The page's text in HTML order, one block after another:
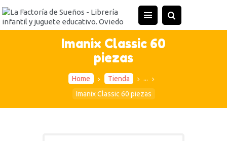
Imanix Classic 60
piezas
Home Tienda
...
Imanix Classic 60 piezas
INICIO
TIENDA
ACTIVIDADES
CONTACTO